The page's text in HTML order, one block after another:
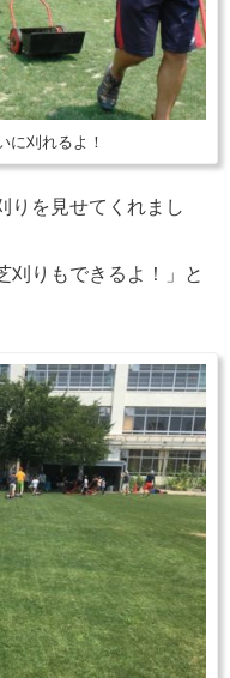
に刈れるよ！
りを見せてくれまし
刈りもできるよ！」と